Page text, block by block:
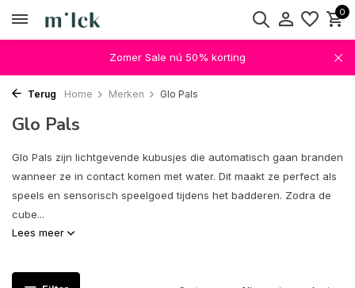
0
Zomer Sale nú 50% korting
Terug Home Merken Glo Pals
Glo Pals
Glo Pals zijn lichtgevende kubusjes die automatisch gaan branden
wanneer ze in contact komen met water. Dit maakt ze perfect als
speels en sensorisch speelgoed tijdens het badderen. Zodra de
cube...
Lees meer